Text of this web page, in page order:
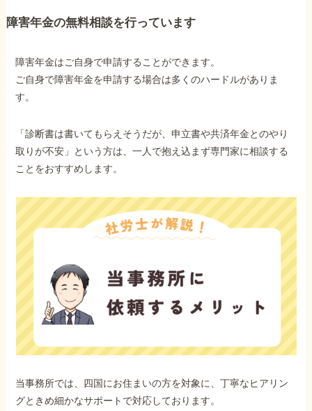
障害年金の無料相談を行っています
障害年金はご自身で申請することができます。
ご自身で障害年金を申請する場合は多くのハードルがありま
す。
「診断書は書いてもらえそうだが、申立書や共済年金とのやり
取りが不安」という方は、一人で抱え込まず専門家に相談する
ことをおすすめします。
当事務所では、四国にお住まいの方を対象に、丁寧なヒアリン
グときめ細かなサポートで対応しております。